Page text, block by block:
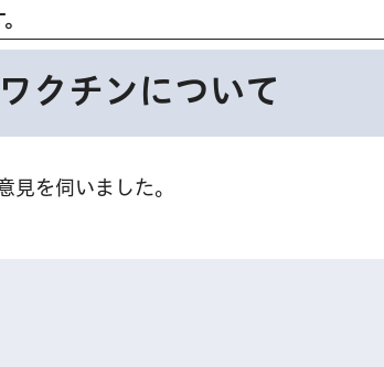
クチンについて
見を伺いました。